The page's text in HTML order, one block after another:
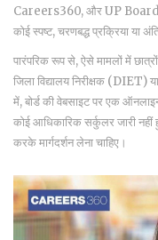
Careers360, और UP Board
कोई स्पष्ट, चरणबद्ध प्रक्रिया या
पारंपरिक रूप से, ऐसे मामलों में
जिला विद्यालय निरीक्षक (DIET)
में, बोर्ड की वेबसाइट पर एक
कोई आधिकारिक सर्कुलर जारी
करके मार्गदर्शन लेना चाहिए।